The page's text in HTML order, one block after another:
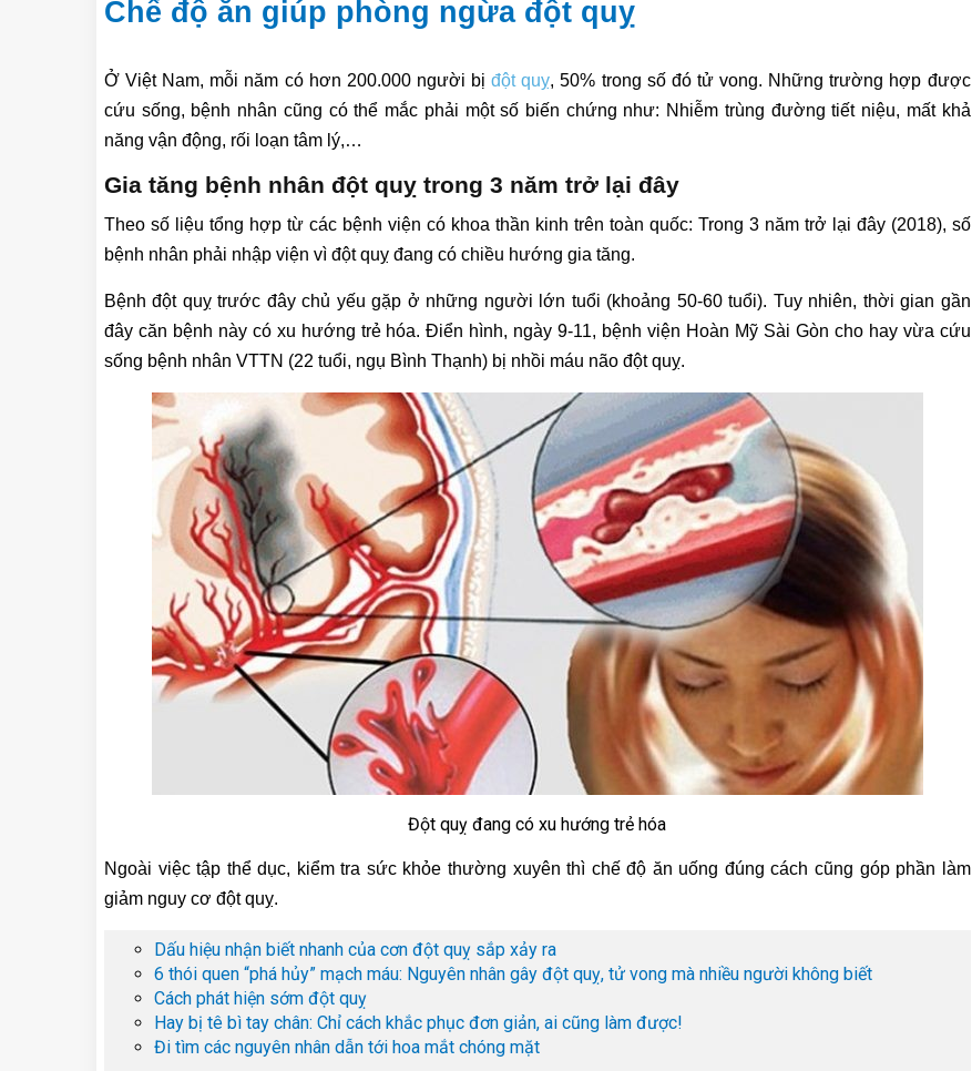
Chế độ ăn giúp phòng ngừa đột quỵ
Ở Việt Nam, mỗi năm có hơn 200.000 người bịđột quỵ, 50% trong số đó tử vong. Những trường hợp được
cứu sống, bệnh nhân cũng có thể mắc phải một số biến chứng như: Nhiễm trùng đường tiết niệu, mất khả
năng vận động, rối loạn tâm lý,…
Gia tăng bệnh nhân đột quỵ trong 3 năm trở lại đây
Theo số liệu tổng hợp từ các bệnh viện có khoa thần kinh trên toàn quốc: Trong 3 năm trở lại đây (2018), số
bệnh nhân phải nhập viện vì đột quỵ đang có chiều hướng gia tăng.
Bệnh đột quỵ trước đây chủ yếu gặp ở những người lớn tuổi (khoảng 50-60 tuổi). Tuy nhiên, thời gian gần
đây căn bệnh này có xu hướng trẻ hóa. Điển hình, ngày 9-11, bệnh viện Hoàn Mỹ Sài Gòn cho hay vừa cứu
sống bệnh nhân VTTN (22 tuổi, ngụ Bình Thạnh) bị nhồi máu não đột quỵ.
Đột quỵ đang có xu hướng trẻ hóa
Ngoài việc tập thể dục, kiểm tra sức khỏe thường xuyên thì chế độ ăn uống đúng cách cũng góp phần làm
giảm nguy cơ đột quỵ.
Dấu hiệu nhận biết nhanh của cơn đột quỵ sắp xảy ra
6 thói quen “phá hủy” mạch máu: Nguyên nhân gây đột quỵ, tử vong mà nhiều người không biết
Cách phát hiện sớm đột quỵ
Hay bị tê bì tay chân: Chỉ cách khắc phục đơn giản, ai cũng làm được!
Đi tìm các nguyên nhân dẫn tới hoa mắt chóng mặt